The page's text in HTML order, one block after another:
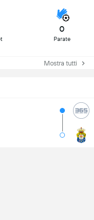
0
Parate
Mostra tutti